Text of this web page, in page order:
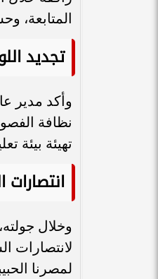
المتابعة،
تجديد
وأكد مدير
نظافة
تهيئة بيئة
وخلال
لانتصارات
لمصرنا